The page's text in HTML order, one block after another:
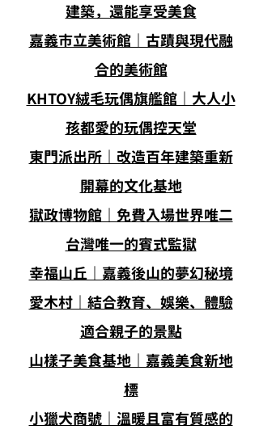
建築，還能享受美食
嘉義市立美術館｜古蹟與現代融
合的美術館
KHTOY絨毛玩偶旗艦館｜大人小
孩都愛的玩偶控天堂
東門派出所｜改造百年建築重新
開幕的文化基地
獄政博物館｜免費入場世界唯二
台灣唯一的賓式監獄
幸福山丘｜嘉義後山的夢幻秘境
愛木村｜結合教育、娛樂、體驗
適合親子的景點
山樣子美食基地｜嘉義美食新地
標
小獵犬商號｜溫暖且富有質感的